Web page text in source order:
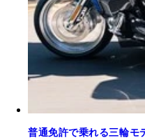
普通免許で乗れる三輪